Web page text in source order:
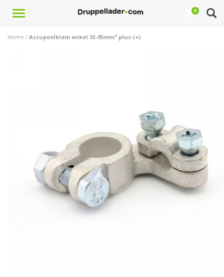
Toggle
0
Home / Accupoolklem enkel 35-95mm² plus (+)